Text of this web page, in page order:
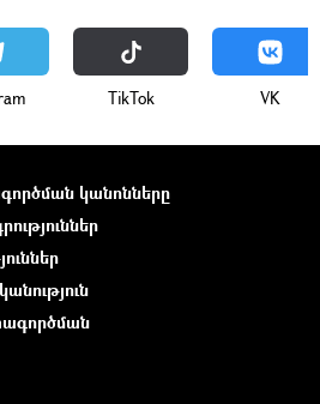
ТikТоk VK
կանոնները